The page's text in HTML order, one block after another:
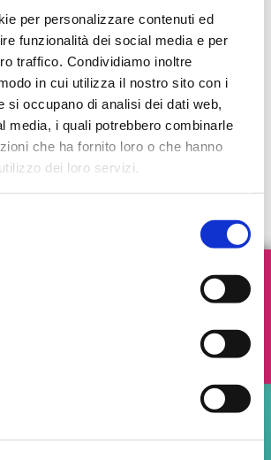
per personalizzare contenuti ed
funzionalità dei social media e per
traffico. Condividiamo inoltre
in cui utilizza il nostro sito con i
si occupano di analisi dei dati web,
media, i quali potrebbero combinarle
che ha fornito loro o che hanno
dei loro servizi.